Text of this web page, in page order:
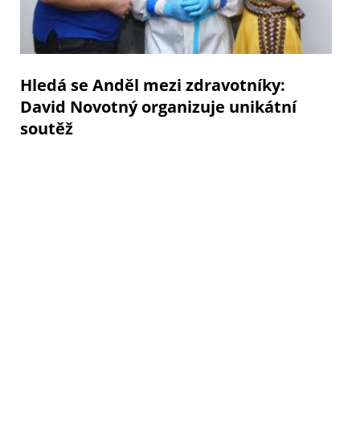
Hledá se Anděl mezi zdravotníky:
David Novotný organizuje unikátní
soutěž